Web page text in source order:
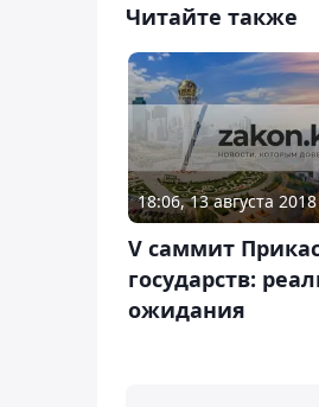
Читайте также
18:06, 13 августа 2018
V саммит
государств:
ожидания